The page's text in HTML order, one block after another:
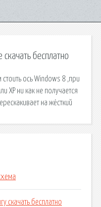
бесплатно
ось Windows 8 ,при
ХР ни как не получается
на жёсткий
скачать бесплатно